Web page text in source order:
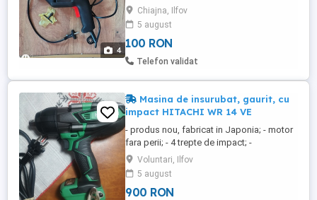
4
de utilizare. Aceasta bormasina este
potrivita pentru o varietate de lucrari de
bricolaj si constructii usoare, fiind un utilaj
practic si robust. 400 W Pret fix 100 lei.
Bormasina se afla in Comuna Chiajna,
Chiajna, Ilfov
5 august
100 RON
Telefon validat
Masina de insurubat, gaurit, cu
impact HITACHI WR 14 VE
- produs nou, fabricat in Japonia; - motor
fara perii; - 4 trepte de impact; -
intrerupator liniar; - prindere patrata 1 2
inch; - fara socuri la pornire si frana la
oprire; - produsul poate fi folosit si la
rotile automobilului; - alte detalii despre
Voluntari, Ilfov
5 august
900 RON